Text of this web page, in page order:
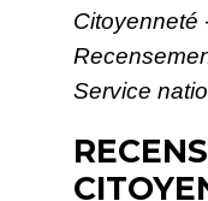
Citoyenneté
Service